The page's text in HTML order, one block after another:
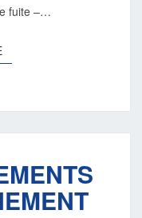
fuite –…
LIRE
LA